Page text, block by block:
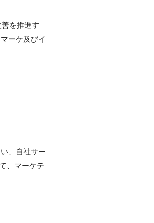
を推進す
ーケ及びイ
、自社サー
、マーケテ